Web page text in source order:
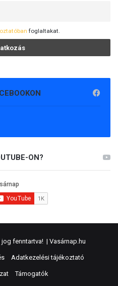
foglaltakat.
ON?
fenntartva! | Vasárnap.hu
Adatkezelési tájékoztató
Támogatók